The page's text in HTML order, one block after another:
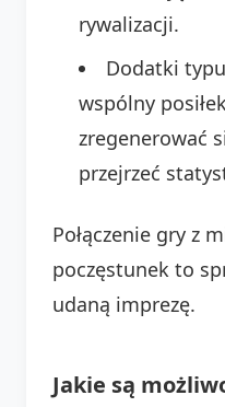
rywalizacji.
Dodatki
wspólny
zregenerować
przejrzeć
Połączenie gry z
poczęstunek to
udaną imprezę.
Jakie są